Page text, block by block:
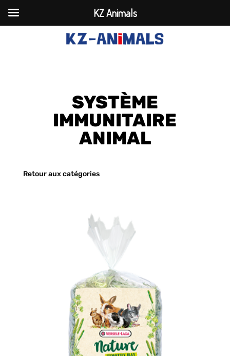
SYSTÈME
IMMUNITAIRE
ANIMAL
Retour aux catégories
KZ Animals